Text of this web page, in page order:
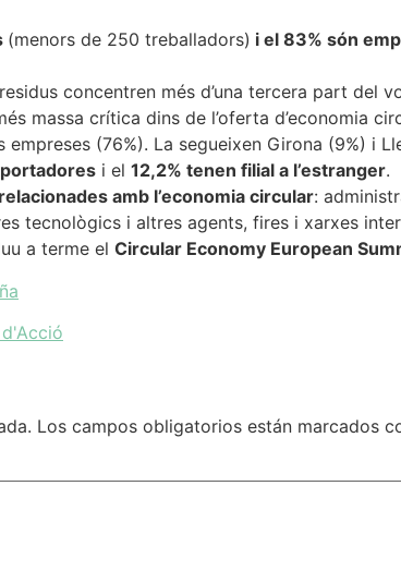
(menors de 250 treballadors) i el 83% són
concentren més d’una tercera part del
massa crítica dins de l’oferta d’economia
(76%). La segueixen Girona (9%) i
i el 12,2% tenen filial a l’estranger.
amb l’economia circular:
tecnològics i altres agents, fires i xarxes
a terme el Circular Economy European
Los campos obligatorios están marcados